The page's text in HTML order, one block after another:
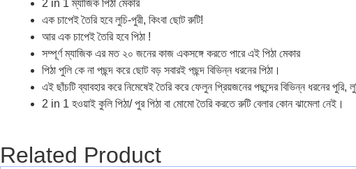
2 in 1 ম্যাজিক পিঠা মেকার
এক চাপেই তৈরি হবে লুচি-পুরী, কিংবা ছোট রুটি!
আর এক চাপেই তৈরি হবে পিঠা !
সম্পূর্ণ ম্যাজিক এর মত ২০ জনের কাজ একসঙ্গে করতে পারে এই পিঠা মেকার
পিঠা পুলি কে না পছন্দ করে ছোট বড় সবারই পছন্দ বিভিন্ন ধরনের পিঠা।
এই ছাঁচটি ব্যাবহার করে নিমেষেই তৈরি করে ফেলুন প্রিয়জনের পছন্দের বিভিন্ন ধরনের পুরি,
2 in 1 হওয়াই কুলি পিঠা/ পুর পিঠা বা মোমো তৈরি করতে রুটি বেলার কোন ঝামেলা নেই।
Related Product